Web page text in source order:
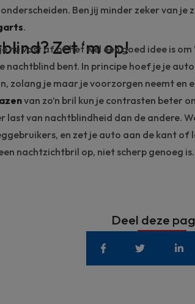
Ben jij minder zeker van
.
Zet ‘m op!
nu vast af of het wel een goed idee is om
nachtblind bent. In principe hoef je je
zolang je maar je voorzorgen neemt en
van zo’n bril kun je contrasten beter
last van nachtblindheid dan de andere.
en zet je auto aan de kant of
nachtzichtbril op, niet scherp genoeg is.
Deel deze